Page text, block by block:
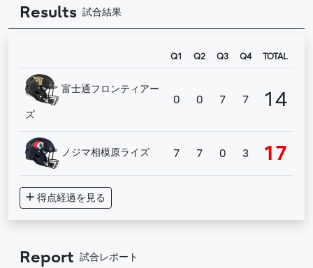
Results 試合結果
Q1 Q2 Q3 Q4 TOTAL
富士通フロンティアー
ズ
0 0 7 7 14
ノジマ相模原ライズ 7 7 0 3 17
得点経過を見る
Report 試合レポート